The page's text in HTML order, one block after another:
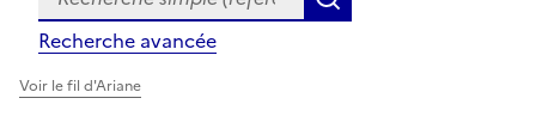
de
recherche
Recherche avancée
Voir le fil d'Ariane